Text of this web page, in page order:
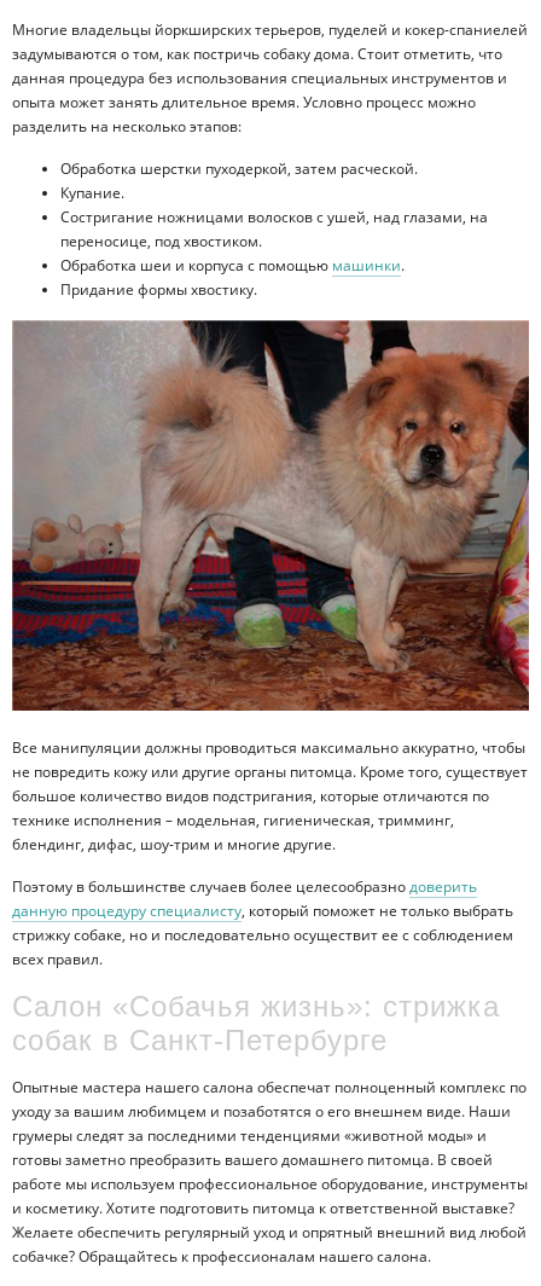
Многие владельцы йоркширских терьеров, пуделей и кокер-спаниелей
задумываются о том, как постричь собаку дома. Стоит отметить, что
данная процедура без использования специальных инструментов и
опыта может занять длительное время. Условно процесс можно
разделить на несколько этапов:
Обработка шерстки пуходеркой, затем расческой.
Купание.
Состригание ножницами волосков с ушей, над глазами, на
переносице, под хвостиком.
Обработка шеи и корпуса с помощью машинки.
Придание формы хвостику.
Все манипуляции должны проводиться максимально аккуратно, чтобы
не повредить кожу или другие органы питомца. Кроме того, существует
большое количество видов подстригания, которые отличаются по
технике исполнения – модельная, гигиеническая, тримминг,
блендинг, дифас, шоу-трим и многие другие.
Поэтому в большинстве случаев более целесообразнодоверить
данную процедуру специалисту, который поможет не только выбрать
стрижку собаке, но и последовательно осуществит ее с соблюдением
всех правил.
Салон «Собачья жизнь»: стрижка
собак в Санкт-Петербурге
Опытные мастера нашего салона обеспечат полноценный комплекс по
уходу за вашим любимцем и позаботятся о его внешнем виде. Наши
грумеры следят за последними тенденциями «животной моды» и
готовы заметно преобразить вашего домашнего питомца. В своей
работе мы используем профессиональное оборудование, инструменты
и косметику. Хотите подготовить питомца к ответственной выставке?
Желаете обеспечить регулярный уход и опрятный внешний вид любой
собачке? Обращайтесь к профессионалам нашего салона.